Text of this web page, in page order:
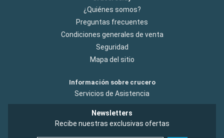
¿Quiénes somos?
Preguntas frecuentes
Condiciones generales de venta
Seguridad
Mapa del sitio
Información sobre crucero
Servicios de Asistencia
Newsletters
Recibe nuestras exclusivas ofertas